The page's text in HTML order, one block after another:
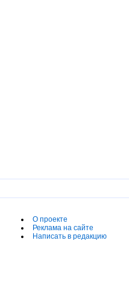
О проекте
Реклама на сайте
Написать в редакцию